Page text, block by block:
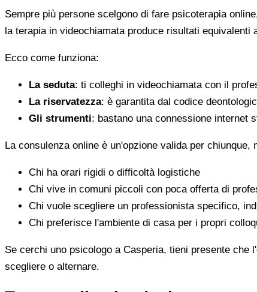
Sempre più persone scelgono di fare psicoterapia
la terapia in videochiamata produce risultati equivalenti
Ecco come funziona:
La seduta: ti colleghi in videochiamata con il
La riservatezza: è garantita dal codice
Gli strumenti: bastano una connessione internet
La consulenza online è un'opzione valida per
Chi ha orari rigidi o difficoltà logistiche
Chi vive in comuni piccoli con poca offerta di
Chi vuole scegliere un professionista specifico,
Chi preferisce l'ambiente di casa per i propri
Se cerchi uno psicologo a Casperia, tieni presente
scegliere o alternare.